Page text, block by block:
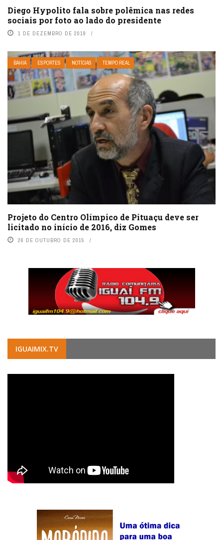
Diego Hypolito fala sobre polêmica nas redes
sociais por foto ao lado do presidente
1 DE DEZEMBRO DE 2019
BAHIA ESPORTES NOTÍCIAS TEMPO REAL
Projeto do Centro Olímpico de Pituaçu deve ser
licitado no início de 2016, diz Gomes
26 DE OUTUBRO DE 2015
IGUAIMIX.TV